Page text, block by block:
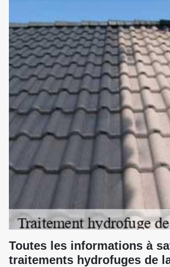
Toutes les informations à
traitements hydrofuges de